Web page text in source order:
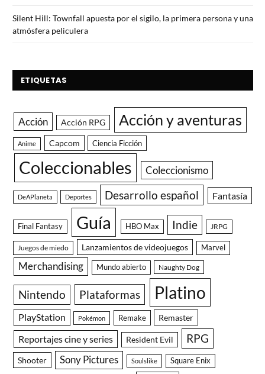
Silent Hill: Townfall apuesta por el sigilo, la primera persona y una
atmósfera peliculera
ETIQUETAS
Acción Acción RPG Acción y aventuras
Anime Capcom Ciencia Ficción
Coleccionables Coleccionismo
DeAPlaneta Deportes Desarrollo español Fantasía
Final Fantasy Guía HBO Max Indie JRPG
Juegos de miedo Lanzamientos de videojuegos Marvel
Merchandising Mundo abierto Naughty Dog
Nintendo Plataformas Platino
PlayStation Pokémon Remake Remaster
Reportajes cine y series Resident Evil RPG
Shooter Sony Pictures Soulslike Square Enix